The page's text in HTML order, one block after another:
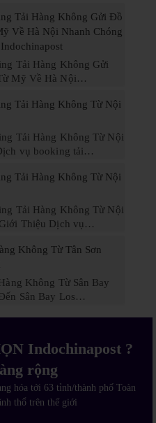
Tải Hàng Không Gửi Đồ
Về Hà Nội Nhanh Chóng
Tải Hàng Không Gửi
Mỹ Về Hà Nội…
Tải Hàng Không Từ Nội
Tải Hàng Không Từ Nội
vụ booking tải…
Tải Hàng Không Từ Nội
Tải Hàng Không Từ Nội
Thiệu Dịch vụ…
Không Từ Tân Sơn
Không Từ Sân Bay
Sân Bay Los…
Indochinapost ?
rộng
hóa tới 63 tỉnh/thành phố Toàn
thổ trên thế giới